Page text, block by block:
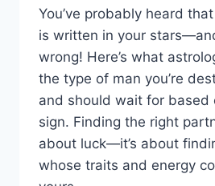
You’ve probably heard
is written in your
wrong! Here’s what
the type of man you’re
and should wait for based
sign. Finding the right
about luck—it’s about
whose traits and energy